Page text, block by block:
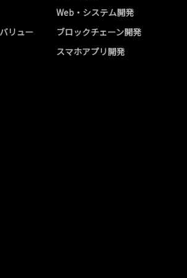
リュー
Web・システム開発
ブロックチェーン開発
スマホアプリ開発